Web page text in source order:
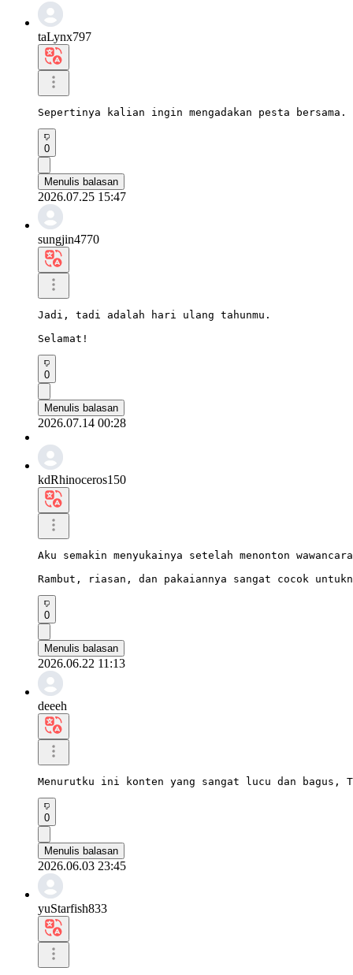
taLynx797
Sepertinya kalian ingin mengadakan pesta bersama.
0
Menulis balasan
2026.07.25 15:47
sungjin4770
Jadi, tadi adalah hari ulang tahunmu.
Selamat!
0
Menulis balasan
2026.07.14 00:28
kdRhinoceros150
Aku semakin menyukainya setelah menonton
Rambut, riasan, dan pakaiannya sangat cocok
0
Menulis balasan
2026.06.22 11:13
deeeh
Menurutku ini konten yang sangat lucu dan
0
Menulis balasan
2026.06.03 23:45
yuStarfish833